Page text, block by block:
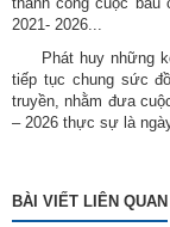
2021- 2026...
Phát huy những
tiếp tục chung sức
truyền, nhằm đưa
– 2026 thực sự là
BÀI VIẾT LIÊN QUAN
Tên: (Dự thảo
mức phân bổ vốn
của ngân sách
quốc gia về phát
Tên:(NGHỊ ĐỊNH1